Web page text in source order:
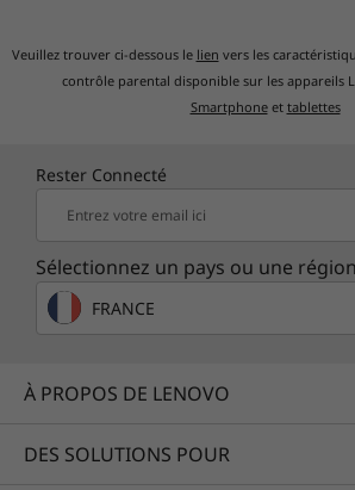
Veuillez trouver ci-dessous le lien vers les
contrôle parental disponible sur les appareils
Smartphoneet tablettes
Rester Connecté
Entrez votre email ici
Sélectionnez un pays ou une
FRANCE
À PROPOS DE LENOVO
DES SOLUTIONS POUR